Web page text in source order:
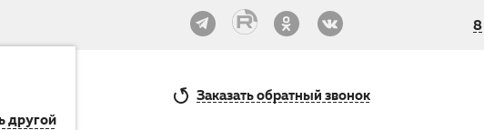
другой
Заказатьобратный звонок